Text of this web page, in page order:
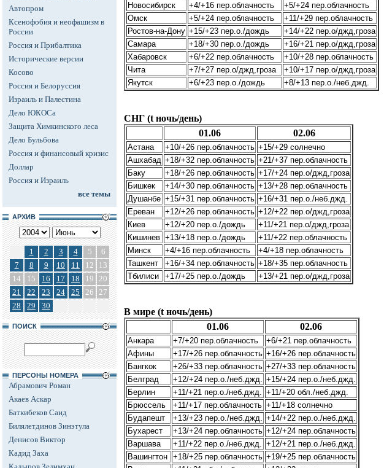
Автопром
Ксенофобия и неофашизм в
России
Россия и Прибалтика
Исторические версии
Косово
Россия и Белоруссия
Израиль и Палестина
Дело ЮКОСа
Защита Химкинского леса
Дело Бульбова
Россия и финансовый кризис
Доллар
Россия и Израиль
все темы
АРХИВ
1 2 3 4 5
6
7
8 9 10 11 12
13
14
15 16 17 18 19 20
21
22 23 24 25 26 27
28
29 30
ПОИСК
ПЕРСОНЫ НОМЕРА
Абрамович Роман
Акаев Аскар
Баткибеков Саид
Билялетдинов Зинэтула
Денисов Виктор
Кадид Заха
Новосибирск
+4/+16 пер.облачность
+5/+24 пер.облачность
Омск
+5/+24 пер.облачность
+11/+29 пер.облачность
Ростов-на-Дону +15/+23 пер.о./дождь
+14/+22 пер.о/джд,гроза
Самара
+18/+30 пер.о./дождь
+16/+21 пер.о/джд,гроза
Хабаровск
+6/+22 пер.облачность
+10/+28 пер.облачность
Чита
+7/+27 пер.о/джд,гроза
+10/+17 пер.о/джд,гроза
Якутск
+6/+23 пер.о./дождь +8/+13 пер.о./неб.джд.
СНГ (t ночь/день)
01.06
02.06
Астана +10/+26 пер.облачность +15/+29 солнечно
Ашхабад +18/+32 пер.облачность +21/+37 пер.облачность
Баку
+18/+26 пер.облачность +17/+24 пер.о/джд,гроза
Бишкек
+14/+30 пер.облачность +13/+28 пер.облачность
Душанбе +15/+31 пер.облачность +16/+31 пер.о./неб.джд.
Ереван
+12/+26 пер.облачность +12/+22 пер.о/джд,гроза
Киев
+12/+20 пер.о./дождь
+11/+21 пер.о/джд,гроза
Кишинев +13/+18 пер.о./дождь
+11/+22 пер.облачность
Минск
+4/+16 пер.облачность
+4/+18 пер.облачность
Ташкент
+16/+34 пер.облачность +18/+35 пер.облачность
Тбилиси
+17/+25 пер.о./дождь +13/+21 пер.о/джд,гроза
В мире (t ночь/день)
01.06
02.06
Анкара +7/+20 пер.облачность
+6/+21 пер.облачность
Афины
+17/+26 пер.облачность +16/+26 пер.облачность
Бангкок
+26/+33 пер.облачность +27/+33 пер.облачность
Белград
+12/+24 пер.о./неб.джд. +15/+24 пер.о./неб.джд.
Берлин
+11/+21 пер.о./неб.джд. +11/+20 обл./неб.джд.
Брюссель
+11/+17 пер.облачность +11/+18 солнечно
Будапешт
+13/+23 пер.о./неб.джд. +14/+22 пер.о./неб.джд.
Бухарест
+13/+24 пер.облачность +12/+24 пер.облачность
Варшава
+11/+22 пер.о./неб.джд. +12/+21 пер.о./неб.джд.
Вашингтон +18/+25 пер.облачность +19/+25 пер.облачность